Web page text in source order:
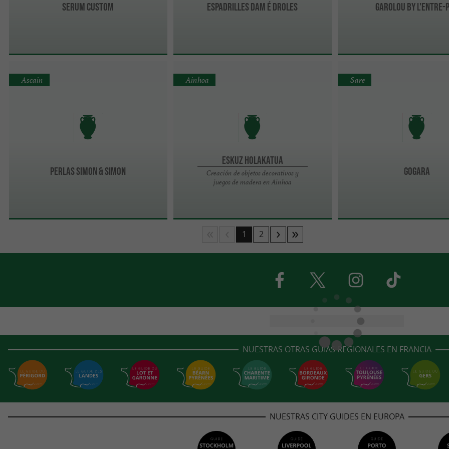
Serum Custom Espadrilles Dam é Droles Garolou by l'entre-
Perlas Simon & Simon
Ascain
Eskuz Holakatua
Creación de objetos decorativos y
juegos de madera en Ainhoa
Ainhoa
Gogara
Sare
1 2
NUESTRAS OTRAS GUÍAS REGIONALES EN FRANCIA
NUESTRAS CITY GUIDES EN EUROPA